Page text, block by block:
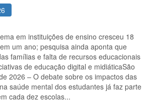
em instituições de ensino cresceu 18
um ano; pesquisa ainda aponta que
famílias e falta de recursos educacionais
de educação digital e midiáticaSão
2026 – O debate sobre os impactos das
saúde mental dos estudantes já faz parte
cada dez escolas...